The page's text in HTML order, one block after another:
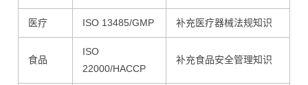
医疗 ISO 13485/GMP 补充医疗器械法规知识
食品
ISO
22000/HACCP
补充食品安全管理知识